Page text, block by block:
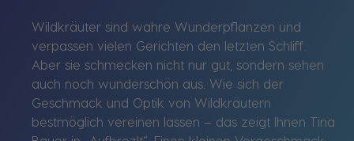
Wildkräuter sind wahre Wunderpflanzen und
verpassen vielen Gerichten den letzten Schliff.
Aber sie schmecken nicht nur gut, sondern sehen
auch noch wunderschön aus. Wie sich der
Geschmack und Optik von Wildkräutern
bestmöglich vereinen lassen – das zeigt Ihnen Tina